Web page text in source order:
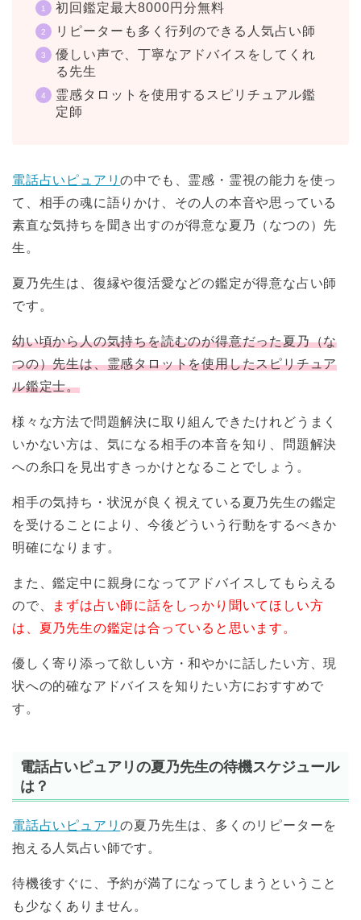
初回鑑定最大8000円分無料
リピーターも多く行列のできる人気占い師
優しい声で、丁寧なアドバイスをしてくれ
る先生
霊感タロットを使用するスピリチュアル鑑
定師
電話占いピュアリの中でも、霊感・霊視の能力を使っ
て、相手の魂に語りかけ、その人の本音や思っている
素直な気持ちを聞き出すのが得意な夏乃（なつの）先
生。
夏乃先生は、復縁や復活愛などの鑑定が得意な占い師
です。
幼い頃から人の気持ちを読むのが得意だった夏乃（な
つの）先生は、霊感タロットを使用したスピリチュア
ル鑑定士。
様々な方法で問題解決に取り組んできたけれどうまく
いかない方は、気になる相手の本音を知り、問題解決
への糸口を見出すきっかけとなることでしょう。
相手の気持ち・状況が良く視えている夏乃先生の鑑定
を受けることにより、今後どういう行動をするべきか
明確になります。
また、鑑定中に親身になってアドバイスしてもらえる
ので、
まずは占い師に話をしっかり聞いてほしい方
は、夏乃先生の鑑定は合っていると思います。
優しく寄り添って欲しい方・和やかに話したい方、現
状への的確なアドバイスを知りたい方におすすめで
す。
電話占いピュアリの夏乃先生の待機スケジュール
は？
電話占いピュアリの夏乃先生は、多くのリピーターを
抱える人気占い師です。
待機後すぐに、予約が満了になってしまうということ
も少なくありません。